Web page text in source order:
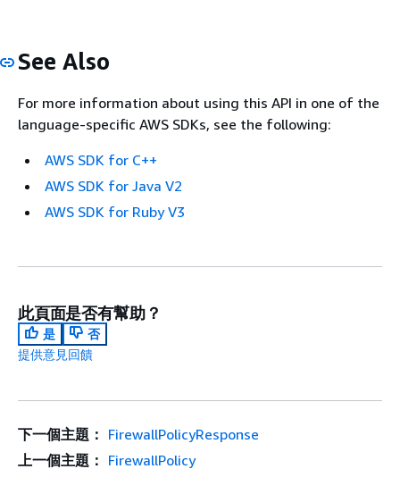
See Also
For more information about using this API in one of the
language-specific AWS SDKs, see the following:
AWS SDK for C++
AWS SDK for Java V2
AWS SDK for Ruby V3
此頁面是否有幫助？
是
否
提供意見回饋
下一個主題： FirewallPolicyResponse
上一個主題： FirewallPolicy